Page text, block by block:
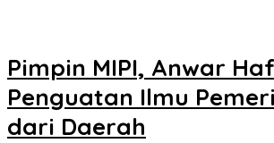
Pimpin MIPI, Anwar
Penguatan Ilmu
dari Daerah